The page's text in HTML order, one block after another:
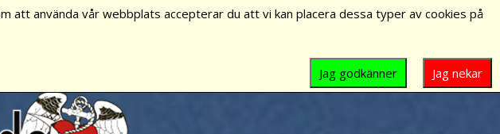
att använda vår webbplats accepterar du att vi kan placera dessa typer av cookies på
Jag nekar
Jag godkänner